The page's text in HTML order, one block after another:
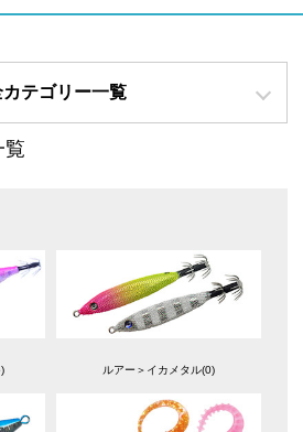
カテゴリー一覧
覧
ルアー＞イカメタル(0)